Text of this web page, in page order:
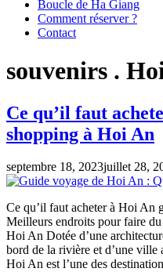
Boucle de Ha Giang
Comment réserver ?
Contact
souvenirs .
Ce qu’il faut
shopping à Hoi An
septembre 18, 2023juillet 28,
Ce qu’il faut acheter à Hoi An
Meilleurs endroits pour faire
Hoi An Dotée d’une
bord de la rivière et d’une ville
Hoi An est l’une des